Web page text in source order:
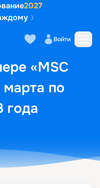
2027
Войти
«MSC
марта по
года
Маршрут и